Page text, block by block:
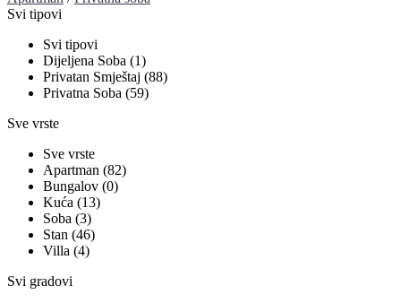
Svi tipovi
Svi tipovi
Dijeljena Soba (1)
Privatan Smještaj (88)
Privatna Soba (59)
Sve vrste
Sve vrste
Apartman (82)
Bungalov (0)
Kuća (13)
Soba (3)
Stan (46)
Villa (4)
Svi gradovi